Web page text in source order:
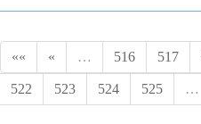
«« « … 516 517
522 523 524 525 …